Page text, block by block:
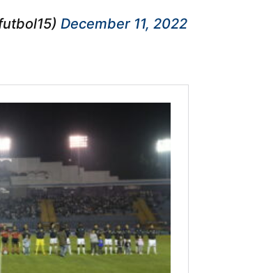
December 11, 2022